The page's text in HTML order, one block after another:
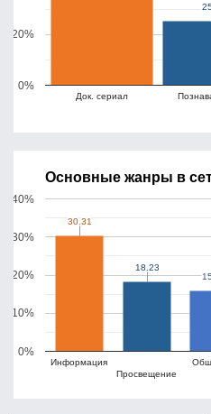
Док. сериал
0%
20%
Основные жанры в
Информация
Просвещение
0%
10%
20%
30%
40%
30.31
30.31
18.23
18.23